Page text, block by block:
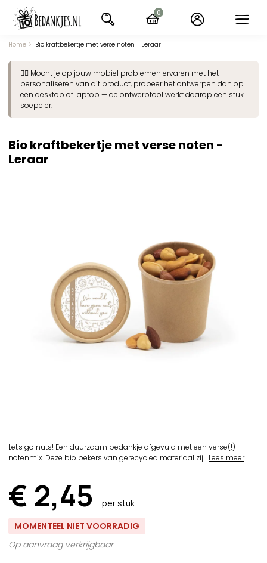
naar
navigatie
Home Bio kraftbekertje met verse noten - Leraar
👉🏽 Mocht je op jouw mobiel problemen ervaren met het
personaliseren van dit product, probeer het ontwerpen dan op
een desktop of laptop — de ontwerptool werkt daarop een stuk
soepeler.
Bio kraftbekertje met verse noten -
Leraar
Let's go nuts! Een duurzaam bedankje afgevuld met een verse(!)
notenmix. Deze bio bekers van gerecycled materiaal zij... Lees meer
€ 2,45 per stuk
MOMENTEEL NIET VOORRADIG
Op aanvraag verkrijgbaar
0
items